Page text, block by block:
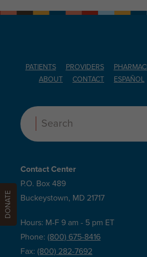
PATIENTS PROVIDERS
ABOUT
CONTACT ESPAÑOL
Search:
Contact Center
P.O. Box 489
Buckeystown, MD 21717
Hours: M-F 9 am - 5 pm ET
Phone: (800) 675-8416
Fax: (800) 282-7692
DONATE